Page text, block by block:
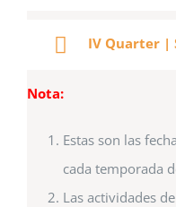
IV Quarter |
Nota:
Estas son las
cada temporada
Las actividades